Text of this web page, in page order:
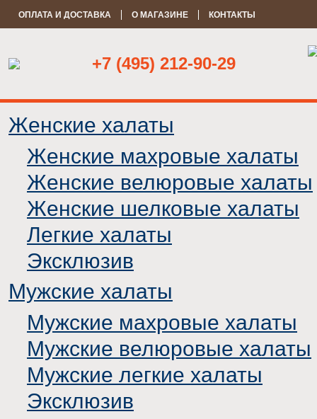
ОПЛАТА И ДОСТАВКА О МАГАЗИНЕ КОНТАКТЫ
+7 (495) 212-90-29
Женские халаты
Женские махровые халаты
Женские велюровые халаты
Женские шелковые халаты
Легкие халаты
Эксклюзив
Мужские халаты
Мужские махровые халаты
Мужские велюровые халаты
Мужские легкие халаты
Эксклюзив